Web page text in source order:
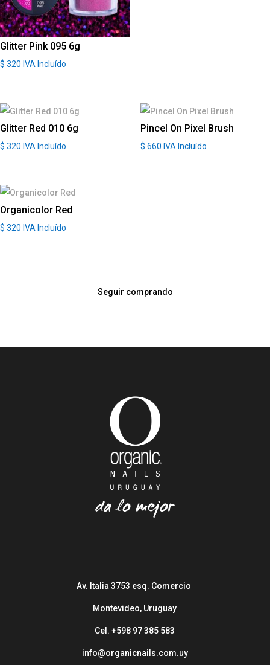
Glitter Pink 095 6g
$ 320 IVA Incluído
Glitter Red 010 6g
$ 320 IVA Incluído
Pincel On Pixel Brush
$ 660 IVA Incluído
Organicolor Red
$ 320 IVA Incluído
Seguir comprando
Av. Italia 3753 esq. Comercio
Montevideo, Uruguay
Cel. +598 97 385 583
info@organicnails.com.uy